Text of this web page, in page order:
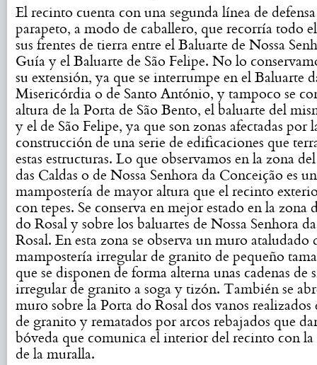
El recinto cuenta con una segunda línea de
parapeto, a modo de caballero, que recorría todo
sus frentes de tierra entre el Baluarte de Nossa
Guía y el Baluarte de São Felipe. No lo
su extensión, ya que se interrumpe en el Baluarte
Misericórdia o de Santo António, y tampoco se
altura de la Porta de São Bento, el baluarte del
y el de São Felipe, ya que son zonas afectadas por
construcción de una serie de edificaciones que
estas estructuras. Lo que observamos en la zona
das Caldas o de Nossa Senhora da Conceição es
mampostería de mayor altura que el recinto
con tepes. Se conserva en mejor estado en la zona
do Rosal y sobre los baluartes de Nossa Senhora
Rosal. En esta zona se observa un muro ataludado
mampostería irregular de granito de pequeño
que se disponen de forma alterna unas cadenas de
irregular de granito a soga y tizón. También se
muro sobre la Porta do Rosal dos vanos realizados
de granito y rematados por arcos rebajados que
bóveda que comunica el interior del recinto con la
de la muralla.